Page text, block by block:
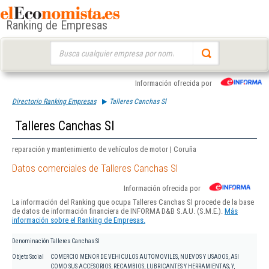
Ranking de Empresas
Información ofrecida por
Directorio Ranking Empresas Talleres Canchas Sl
Talleres Canchas Sl
reparación y mantenimiento de vehículos de motor | Coruña
Datos comerciales de Talleres Canchas Sl
Información ofrecida por
La información del Ranking que ocupa Talleres Canchas Sl procede de la base
de datos de información financiera de INFORMA D&B S.A.U. (S.M.E.). Más
información sobre el Ranking de Empresas.
Denominación Talleres Canchas Sl
Objeto Social
COMERCIO MENOR DE VEHICULOS AUTOMOVILES, NUEVOS Y USADOS, ASI
COMO SUS ACCESORIOS, RECAMBIOS, LUBRICANTES Y HERRAMIENTAS; Y,